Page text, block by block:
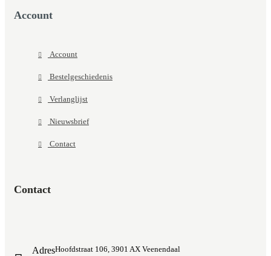
Account
Account
Bestelgeschiedenis
Verlanglijst
Nieuwsbrief
Contact
Contact
AdresHoofdstraat 106, 3901 AX Veenendaal